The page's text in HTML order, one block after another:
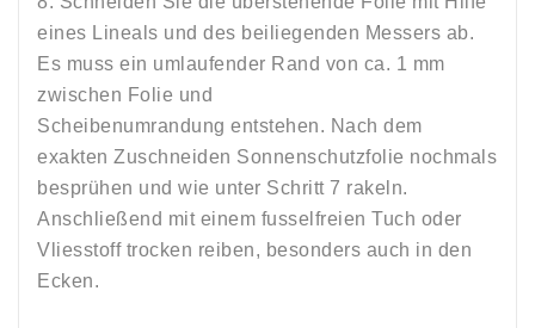
eines Lineals und des beiliegenden Messers ab.
Es muss ein umlaufender Rand von ca. 1 mm
zwischen Folie und
Scheibenumrandung entstehen. Nach dem
exakten Zuschneiden Sonnenschutzfolie nochmals
besprühen und wie unter Schritt 7 rakeln.
Anschließend mit einem fusselfreien Tuch oder
Vliesstoff trocken reiben, besonders auch in den
Ecken.